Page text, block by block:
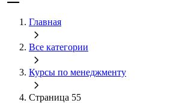
Главная
Все категории
Курсы по менеджменту
Страница 55